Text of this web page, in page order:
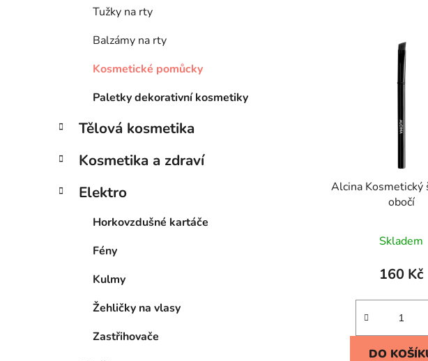
Tužky na rty
Balzámy na rty
Kosmetické pomůcky
Paletky dekorativní kosmetiky
Tělová kosmetika
Kosmetika a zdraví
Elektro
Horkovzdušné kartáče
Fény
Kulmy
Žehličky na vlasy
Zastřihovače
Alcina Kosmetický
obočí
Skladem
160 Kč
DO